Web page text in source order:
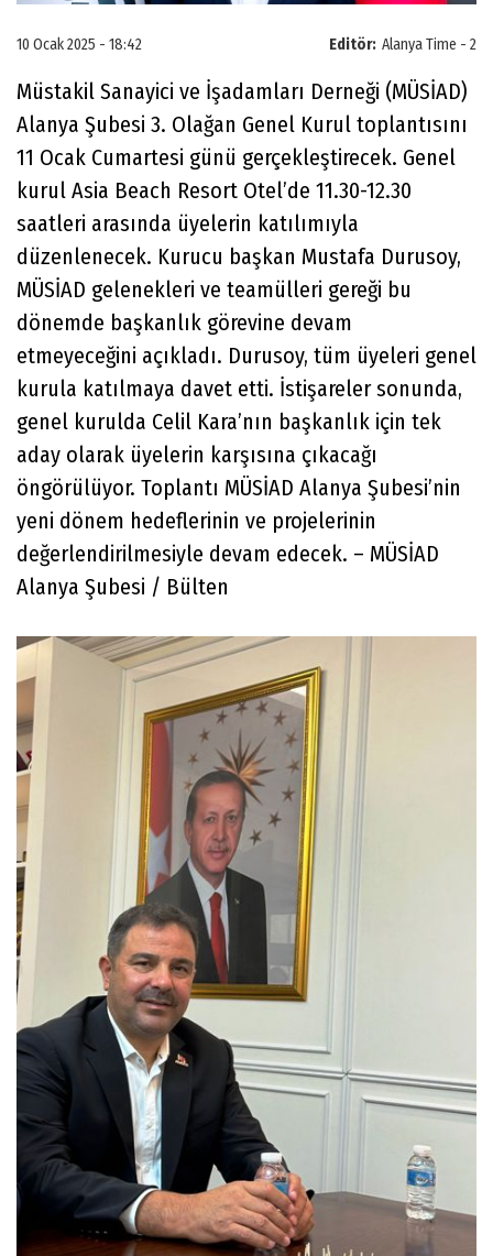
Editör: Alanya Time - 2
10 Ocak 2025 - 18:42
Müstakil Sanayici ve İşadamları Derneği (MÜSİAD)
Alanya Şubesi 3. Olağan Genel Kurul toplantısını
11 Ocak Cumartesi günü gerçekleştirecek. Genel
kurul Asia Beach Resort Otel’de 11.30-12.30
saatleri arasında üyelerin katılımıyla
düzenlenecek. Kurucu başkan Mustafa Durusoy,
MÜSİAD gelenekleri ve teamülleri gereği bu
dönemde başkanlık görevine devam
etmeyeceğini açıkladı. Durusoy, tüm üyeleri genel
kurula katılmaya davet etti. İstişareler sonunda,
genel kurulda Celil Kara’nın başkanlık için tek
aday olarak üyelerin karşısına çıkacağı
öngörülüyor. Toplantı MÜSİAD Alanya Şubesi’nin
yeni dönem hedeflerinin ve projelerinin
değerlendirilmesiyle devam edecek. – MÜSİAD
Alanya Şubesi / Bülten